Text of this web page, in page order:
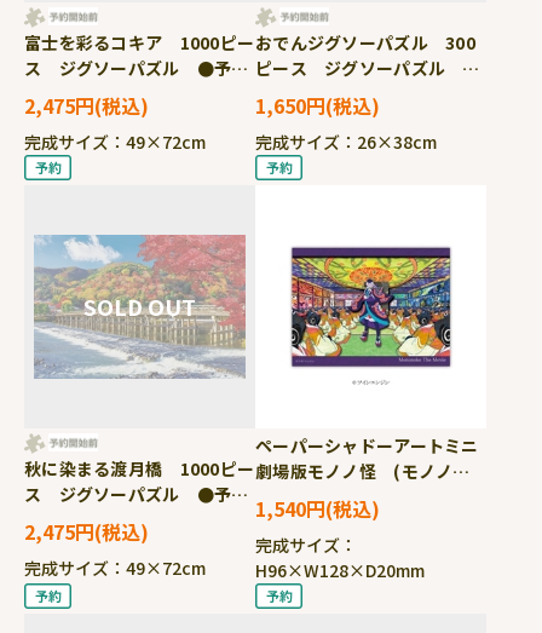
富士を彩るコキア 1000ピー
ス ジグソーパズル ●予
約 BEV-1000-179 ［CP-
TM］
2,475円
完成サイズ：49×72cm
おでんジグソーパズル 300
ピース ジグソーパズル ●
予約 BEV-300-214
1,650円
完成サイズ：26×38cm
秋に染まる渡月橋 1000ピー
ス ジグソーパズル ●予
約 BEV-1000-178 ［CP-
TM］
2,475円
完成サイズ：49×72cm
ペーパーシャドーアートミニ
劇場版モノノ怪 (モノノ
怪) ●予約 ENS-SA-
M56 ［CP-PA］
1,540円
完成サイズ：
H96×W128×D20mm